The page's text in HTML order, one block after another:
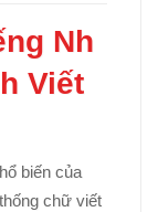
Nh
Viết
biến của
chữ viết